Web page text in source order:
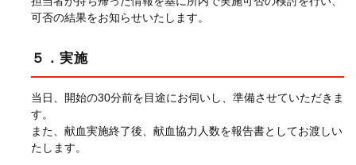
可否の結果をお知らせいたします。
５．実施
当日、開始の30分前を目途にお伺いし、準備させていただきま
す。
また、献血実施終了後、献血協力人数を報告書としてお渡しい
たします。